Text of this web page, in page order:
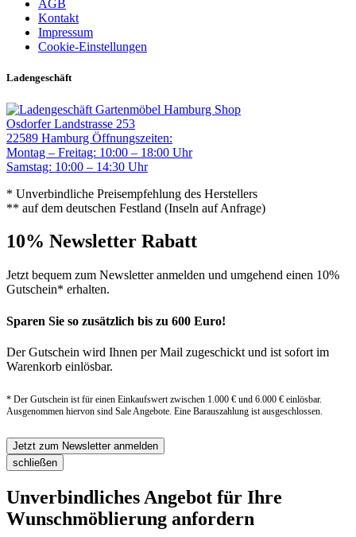
AGB
Kontakt
Impressum
Cookie-Einstellungen
Ladengeschäft
Gartenmöbel Hamburg Shop
Osdorfer Landstrasse 253
22589 Hamburg Öffnungszeiten:
Montag – Freitag: 10:00 – 18:00 Uhr
Samstag: 10:00 – 14:30 Uhr
* Unverbindliche Preisempfehlung des Herstellers
** auf dem deutschen Festland (Inseln auf Anfrage)
10% Newsletter Rabatt
Jetzt bequem zum Newsletter anmelden und umgehend einen 10%
Gutschein* erhalten.
Sparen Sie so zusätzlich bis zu 600 Euro!
Der Gutschein wird Ihnen per Mail zugeschickt und ist sofort im
Warenkorb einlösbar.
* Der Gutschein ist für einen Einkaufswert zwischen 1.000 € und 6.000 € einlösbar.
Ausgenommen hiervon sind Sale Angebote. Eine Barauszahlung ist ausgeschlossen.
Jetzt zum Newsletter anmelden
schließen
Unverbindliches Angebot für Ihre
Wunschmöblierung anfordern